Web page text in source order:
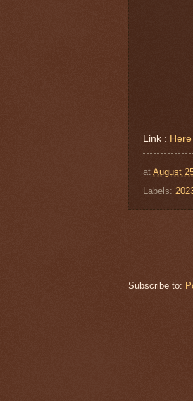
Link : Here
at August
Labels:
Subscribe to: